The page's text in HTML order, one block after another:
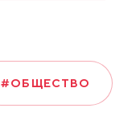
#ОБЩЕСТВО